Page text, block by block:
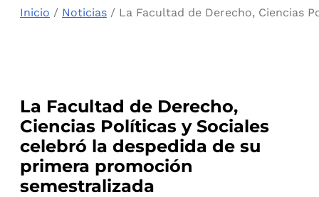
Inicio / Noticias / La Facultad de Derecho, Ciencias
La Facultad de Derecho,
Ciencias Políticas y Sociales
celebró la despedida de su
primera promoción
semestralizada